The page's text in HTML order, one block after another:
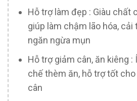
Hỗ trợ làm đẹp : Giàu chất
giúp làm chậm lão hóa, cải
ngăn ngừa mụn
Hỗ trợ giảm cân, ăn kiêng :
chế thèm ăn, hỗ trợ tốt
cân